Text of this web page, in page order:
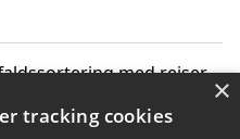
med rejser ×
tracking cookies